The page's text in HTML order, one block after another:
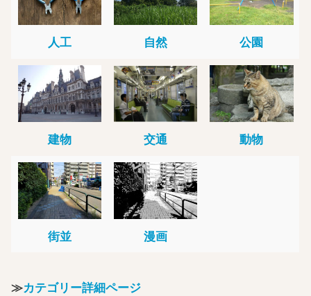
人工 自然 公園
建物 交通 動物
街並 漫画
≫カテゴリー詳細ページ